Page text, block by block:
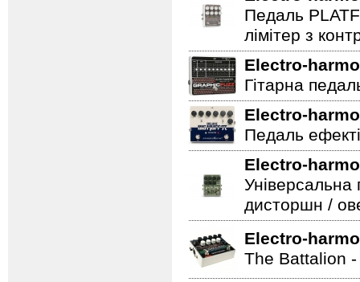
Педаль
лімітер з
Electro-
Гітарна
Electro-
Педаль
Electro-
Універсальна
дисторшн /
Electro-
The Battalion -